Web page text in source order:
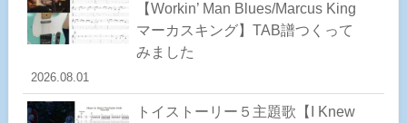
【Workin’ Man Blues/Marcus King
マーカスキング】TAB譜つくって
みました
2026.08.01
トイストーリー５主題歌【I Knew